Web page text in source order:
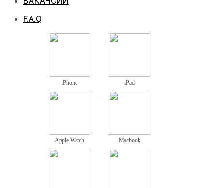
F.A.Q
iPhone iPad
Apple Watch Macbook